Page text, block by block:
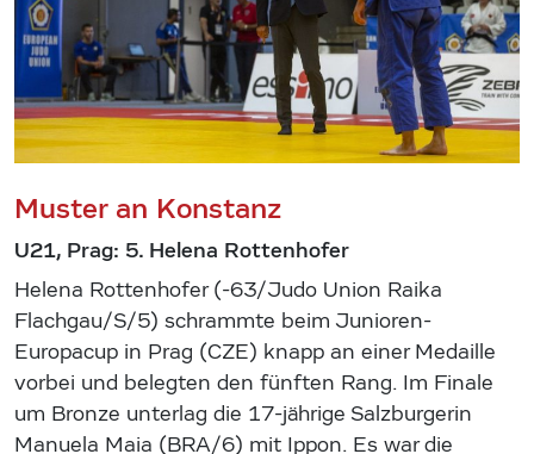
Muster an Konstanz
U21, Prag: 5. Helena Rottenhofer
Helena Rottenhofer (-63/Judo Union Raika
Flachgau/S/5) schrammte beim Junioren-
Europacup in Prag (CZE) knapp an einer Medaille
vorbei und belegten den fünften Rang. Im Finale
um Bronze unterlag die 17-jährige Salzburgerin
Manuela Maia (BRA/6) mit Ippon. Es war die